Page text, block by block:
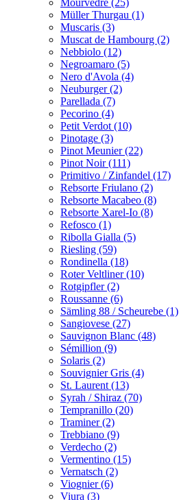
Mourvèdre (25)
Müller Thurgau (1)
Muscaris (3)
Muscat de Hambourg (2)
Nebbiolo (12)
Negroamaro (5)
Nero d'Avola (4)
Neuburger (2)
Parellada (7)
Pecorino (4)
Petit Verdot (10)
Pinotage (3)
Pinot Meunier (22)
Pinot Noir (111)
Primitivo / Zinfandel (17)
Rebsorte Friulano (2)
Rebsorte Macabeo (8)
Rebsorte Xarel-Io (8)
Refosco (1)
Ribolla Gialla (5)
Riesling (59)
Rondinella (18)
Roter Veltliner (10)
Rotgipfler (2)
Roussanne (6)
Sämling 88 / Scheurebe (1)
Sangiovese (27)
Sauvignon Blanc (48)
Sémillion (9)
Solaris (2)
Souvignier Gris (4)
St. Laurent (13)
Syrah / Shiraz (70)
Tempranillo (20)
Traminer (2)
Trebbiano (9)
Verdecho (2)
Vermentino (15)
Vernatsch (2)
Viognier (6)
Viura (3)